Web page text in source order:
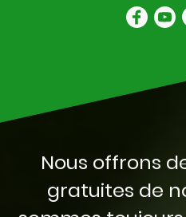
Nous offrons
gratuites de